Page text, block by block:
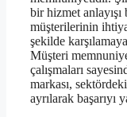
bir hizmet anlayışı
müşterilerinin
şekilde
Müşteri
çalışmaları
markası,
ayrılarak başarıyı